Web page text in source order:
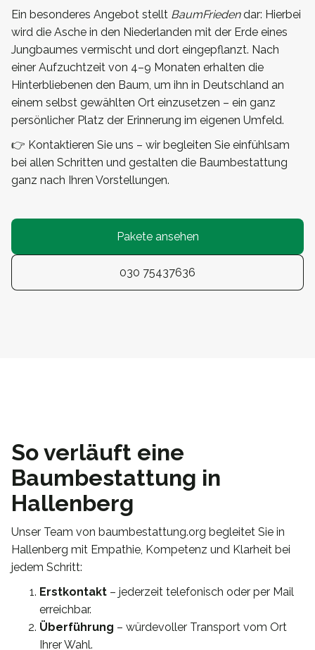
Ein besonderes Angebot stellt BaumFriedendar: Hierbei
wird die Asche in den Niederlanden mit der Erde eines
Jungbaumes vermischt und dort eingepflanzt. Nach
einer Aufzuchtzeit von 4–9 Monaten erhalten die
Hinterbliebenen den Baum, um ihn in Deutschland an
einem selbst gewählten Ort einzusetzen – ein ganz
persönlicher Platz der Erinnerung im eigenen Umfeld.
👉 Kontaktieren Sie uns – wir begleiten Sie einfühlsam
bei allen Schritten und gestalten die Baumbestattung
ganz nach Ihren Vorstellungen.
Pakete ansehen
030 75437636
So verläuft eine
Baumbestattung in
Hallenberg
Unser Team von baumbestattung.org begleitet Sie in
Hallenberg mit Empathie, Kompetenz und Klarheit bei
jedem Schritt:
Erstkontakt – jederzeit telefonisch oder per Mail
erreichbar.
Überführung – würdevoller Transport vom Ort
Ihrer Wahl.